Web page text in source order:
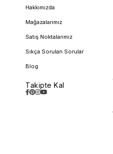
Hakkımızda
Mağazalarımız
Satış Noktalarımız
Sıkça Sorulan Sorular
Blog
Takipte Kal